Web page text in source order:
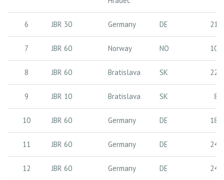
6 JBR 30 Germany DE 21
7 JBR 60 Norway NO 10
8 JBR 60 Bratislava SK 22
9 JBR 10 Bratislava SK 8
10 JBR 60 Germany DE 18
11 JBR 60 Germany DE 24
12 JBR 60 Germany DE 24